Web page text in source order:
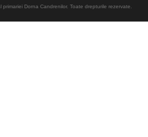
Dorna Candrenilor. Toate drepturile rezervate.